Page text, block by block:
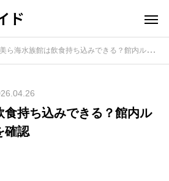
ド
美ら海水族館は飲食持ち込みできる？館内ルールと食事場所を確認
食持ち込みできる？館内ル
確認